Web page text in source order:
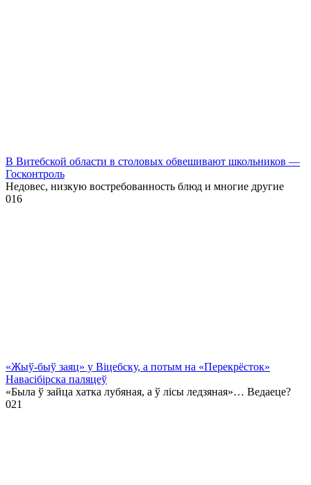
В Витебской области в столовых обвешивают школьников —
Госконтроль
Недовес, низкую востребованность блюд и многие другие
016
«Жыў-быў заяц» у Віцебску, а потым на «Перекрёсток»
Навасібірска паляцеў
«Была ў зайца хатка лубяная, а ў лісы ледзяная»… Ведаеце?
021